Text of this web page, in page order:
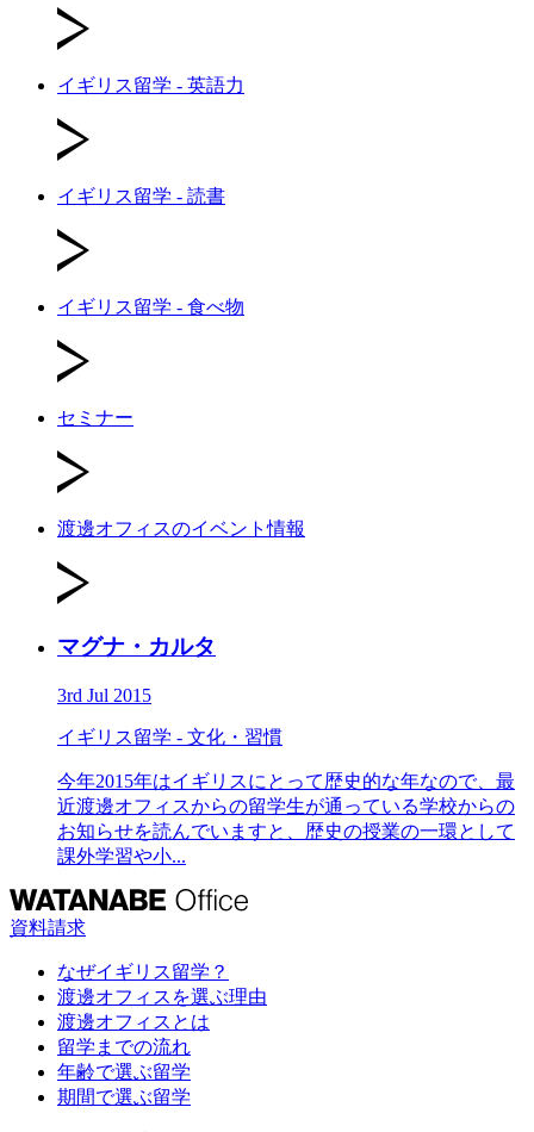
イギリス留学 - 英語力
イギリス留学 - 読書
イギリス留学 - 食べ物
セミナー
渡邊オフィスのイベント情報
マグナ・カルタ
3rd Jul 2015
イギリス留学 - 文化・習慣
今年2015年はイギリスにとって歴史的な年なので、最
近渡邊オフィスからの留学生が通っている学校からの
お知らせを読んでいますと、歴史の授業の一環として
課外学習や小...
資料請求
なぜイギリス留学？
渡邊オフィスを選ぶ理由
渡邊オフィスとは
留学までの流れ
年齢で選ぶ留学
期間で選ぶ留学